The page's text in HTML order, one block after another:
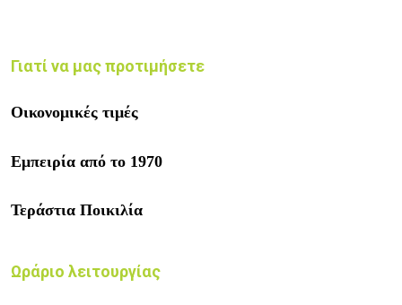
Γιατί να μας προτιμήσετε
Οικονομικές τιμές
Εμπειρία από το 1970
Τεράστια Ποικιλία
Ωράριο λειτουργίας